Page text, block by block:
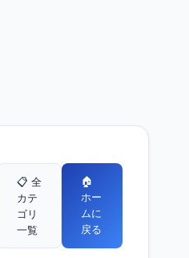
📋 全
カテ
ゴリ
一覧
🏠
ホー
ムに
戻る